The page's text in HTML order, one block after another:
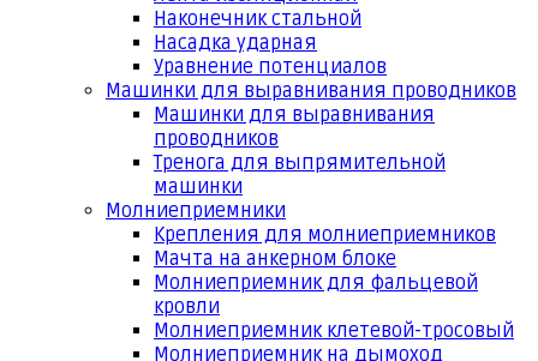
Наконечник стальной
Насадка ударная
Уравнение потенциалов
Машинки для выравнивания проводников
Машинки для выравнивания
проводников
Тренога для выпрямительной
машинки
Молниеприемники
Крепления для молниеприемников
Мачта на анкерном блоке
Молниеприемник для фальцевой
кровли
Молниеприемник клетевой-тросовый
Молниеприемник на дымоход